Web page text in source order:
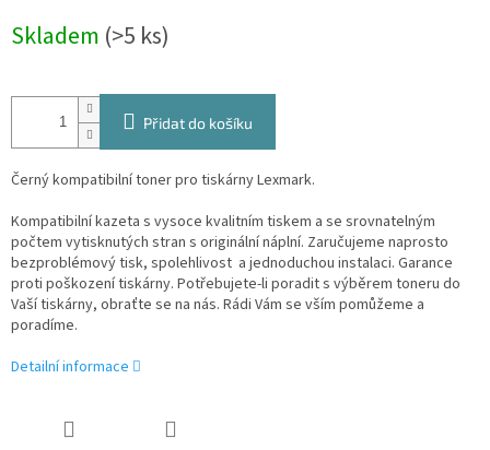
cena:
Skladem (>5 ks)
Přidat do košíku
Černý kompatibilní toner pro tiskárny Lexmark.
Kompatibilní kazeta s vysoce kvalitním tiskem a se srovnatelným
počtem vytisknutých stran s originální náplní. Zaručujeme naprosto
bezproblémový tisk, spolehlivost a jednoduchou instalaci. Garance
proti poškození tiskárny. Potřebujete-li poradit s výběrem toneru do
Vaší tiskárny, obraťte se na nás. Rádi Vám se vším pomůžeme a
poradíme.
Detailní informace